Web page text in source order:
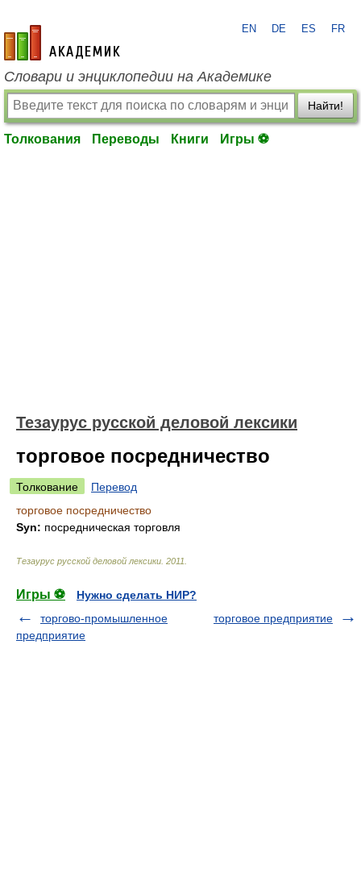
academic.ru
EN DE ES FR
Словари и энциклопедии на Академике
Найти!
Толкования Переводы Книги Игры ⚽
Тезаурус русской деловой лексики
торговое посредничество
Толкование
Перевод
торговое посредничество
Syn: посредническая торговля
Тезаурус русской деловой лексики 2011
Игры ⚽
Нужно сделать НИР?
торгово-промышленное
предприятие
торговое предприятие